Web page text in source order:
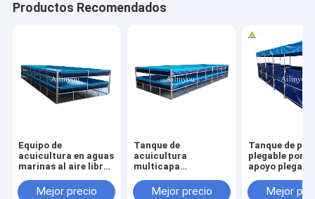
Productos Recomendados
Equipo de
acuicultura en aguas
marinas al aire libre
peces y camarones
Mejor precio
Tanque de
acuicultura
multicapa
cultivo de peces y
Mejor precio
Tanque de
plegable
apoyo
agricultura
Mejor